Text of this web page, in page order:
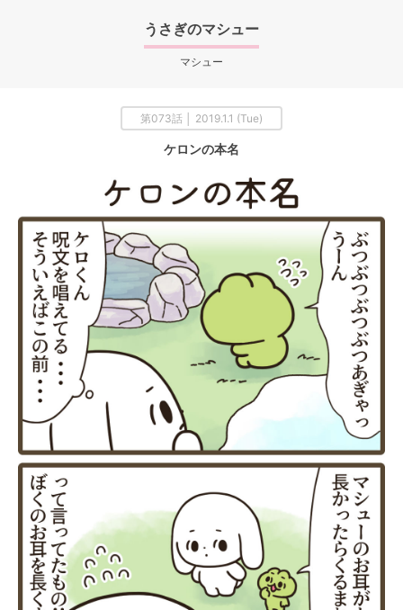
うさぎのマシュー
マシュー
第073話 │ 2019.1.1 (Tue)
ケロンの本名